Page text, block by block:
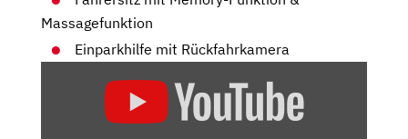
Massagefunktion
Einparkhilfe mit Rückfahrkamera
EXPLORER